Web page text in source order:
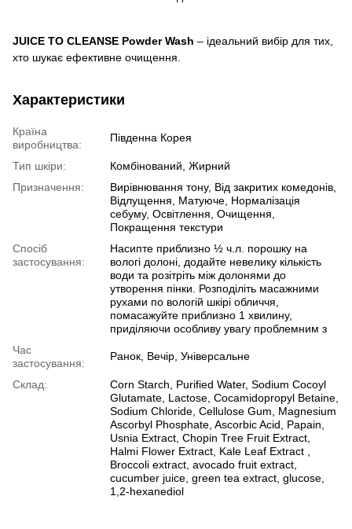
JUICE TO CLEANSE Powder Wash – ідеальний вибір для тих,
хто шукає ефективне очищення.
Характеристики
Країна
виробництва:
Південна Корея
Тип шкіри:
Комбінований, Жирний
Призначення:
Вирівнювання тону, Від закритих комедонів,
Відлущення, Матуюче, Нормалізація
себуму, Освітлення, Очищення,
Покращення текстури
Спосіб
застосування:
Насипте приблизно ½ ч.л. порошку на
вологі долоні, додайте невелику кількість
води та розітріть між долонями до
утворення пінки. Розподіліть масажними
рухами по вологій шкірі обличчя,
помасажуйте приблизно 1 хвилину,
приділяючи особливу увагу проблемним з
Час
застосування:
Ранок, Вечір, Універсальне
Склад:
Corn Starch, Purified Water, Sodium Cocoyl
Glutamate, Lactose, Cocamidopropyl Betaine,
Sodium Chloride, Cellulose Gum, Magnesium
Ascorbyl Phosphate, Ascorbic Acid, Papain,
Usnia Extract, Chopin Tree Fruit Extract,
Halmi Flower Extract, Kale Leaf Extract ,
Broccoli extract, avocado fruit extract,
cucumber juice, green tea extract, glucose,
1,2-hexanediol